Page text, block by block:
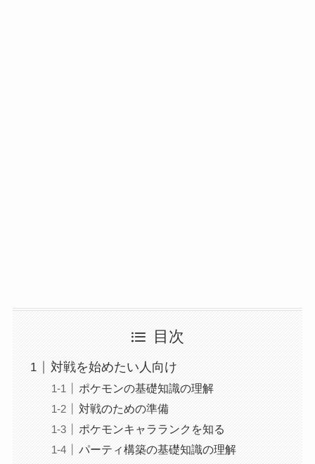
目次
対戦を始めたい人向け
ポケモンの基礎知識の理解
対戦のための準備
ポケモンキャラランクを知る
パーティ構築の基礎知識の理解